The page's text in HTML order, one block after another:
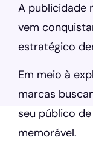
A publicidade
vem
estratégico
Em meio à
marcas
seu público
memorável.